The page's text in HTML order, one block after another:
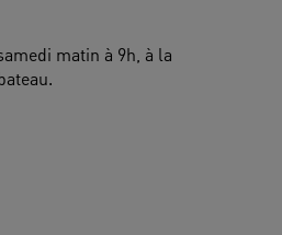
matin à 9h, à la